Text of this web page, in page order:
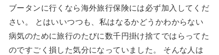
ブータンに行くなら海外旅行保険には必ず加入してくだ
さい。 とはいいつつも、私はなるかどうかわからない
病気のために旅行のたびに数千円掛け捨てではらってた
のですごく損した気分になっていました。 そんな人は